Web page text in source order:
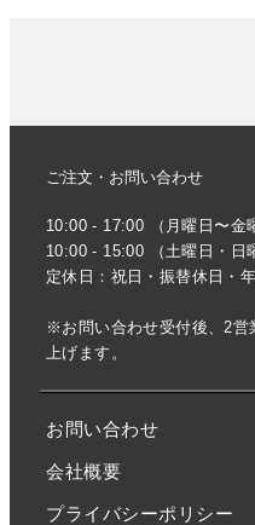
ご注文・お問い合わせ
10:00 - 17:00 （月曜日〜金
10:00 - 15:00 （土曜日・日
定休日：祝日・振替休日・
※お問い合わせ受付後、2営
上げます。
お問い合わせ
会社概要
プライバシーポリシー